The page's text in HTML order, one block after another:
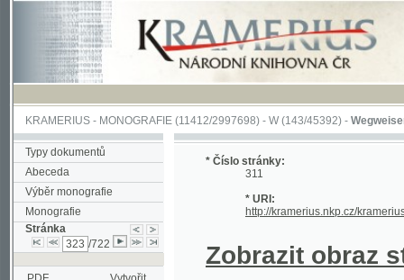
KRAMERIUS-MONOGRAFIE(11412/2997698) -W (143/45392)-Wegweiser durch
Typy dokumentů
Abeceda
Výběr monografie
Monografie
Stránka
/722
PDF Vytvořit
rozsah stran: (max. 20)
* Číslo stránky:
311
* URI:
http://kramerius.nkp.cz/kramerius/